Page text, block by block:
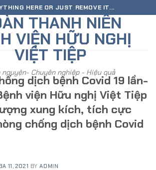
HERE OR JUST REMOVE IT...
THANH NIÊN
VIỆN HỮU NGHỊ
VIỆT TIỆP
nguyện- Chuyên nghiệp - Hiệu quả
dịch bệnh Covid 19 lần-
viện Hữu nghị Việt Tiệp
xung kích, tích cực
chống dịch bệnh Covid
11, 2021 BYADMIN